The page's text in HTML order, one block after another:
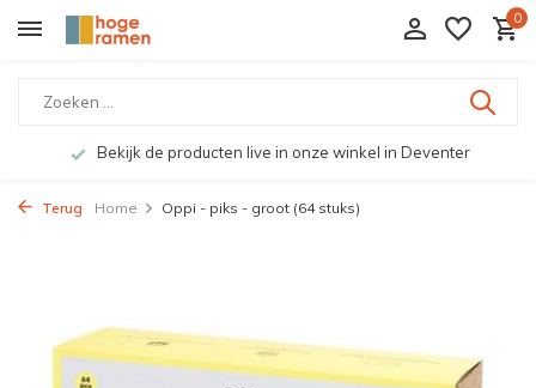
0
Bekijk de producten live in onze winkel in Deventer
Terug Home Oppi - piks - groot (64 stuks)